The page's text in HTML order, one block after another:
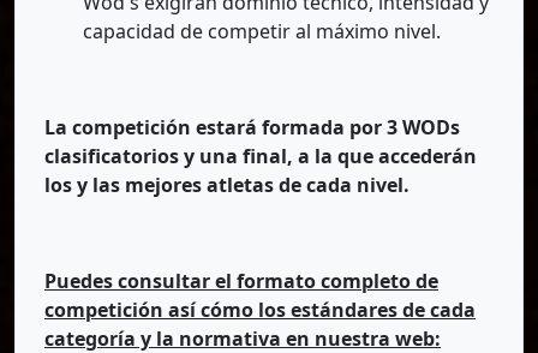
capacidad de competir al máximo nivel.
La competición estará formada por 3 WODs
clasificatorios y una final, a la que accederán
los y las mejores atletas de cada nivel.
Puedes consultar el formato completo de
competición así cómo los estándares de cada
categoría y la normativa en nuestra web: